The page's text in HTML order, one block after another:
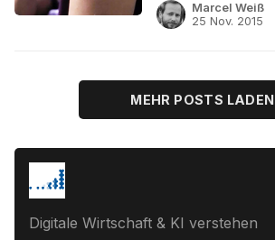
Marcel Weiß
25 Nov. 2015
MEHR POSTS LADEN
Digitale Wirtschaft & KI verstehen